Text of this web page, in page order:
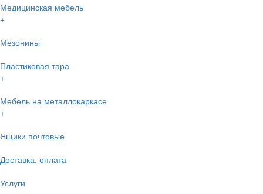
Медицинская мебель
+
Мезонины
Пластиковая тара
+
Мебель на металлокаркасе
+
Ящики почтовые
Доставка, оплата
Услуги